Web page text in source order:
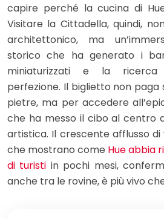
capire perché la cucina di
Visitare la Cittadella, quindi,
architettonico, ma
storico che ha generato i
miniaturizzati e la ricerca
perfezione. Il biglietto non paga
pietre, ma per accedere
che ha messo il cibo al centro
artistica. Il crescente afflusso
che mostrano come Hue abbia
di turisti in pochi mesi,
anche tra le rovine, è più vivo